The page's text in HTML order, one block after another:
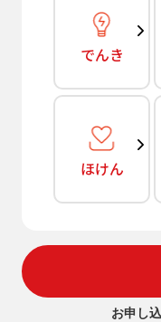
でんき
ほけん
お申し